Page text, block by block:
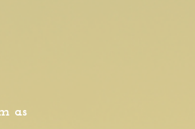
as